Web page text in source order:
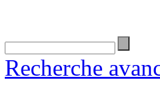
Recherche